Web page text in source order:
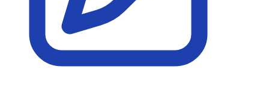
Міжнародні документи